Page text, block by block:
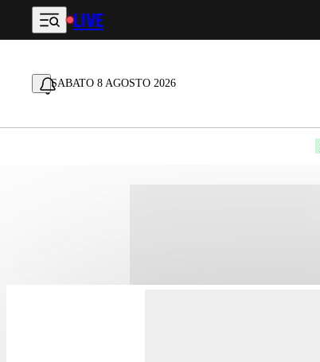
Vai al contenuto principale
LIVE
SABATO 8 AGOSTO 2026